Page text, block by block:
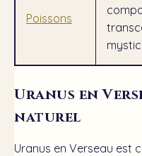
Poissons
Uranus en
naturel
Uranus en Verseau est